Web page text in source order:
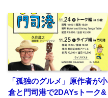
「孤独のグルメ」原作者が小
倉と門司港で2DAYsトーク&